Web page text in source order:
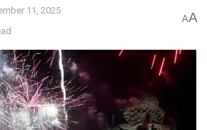
11, 2025
AA